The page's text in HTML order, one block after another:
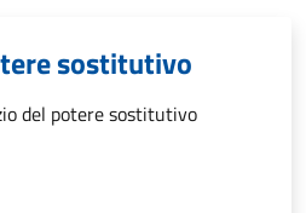
sostitutivo
del potere sostitutivo